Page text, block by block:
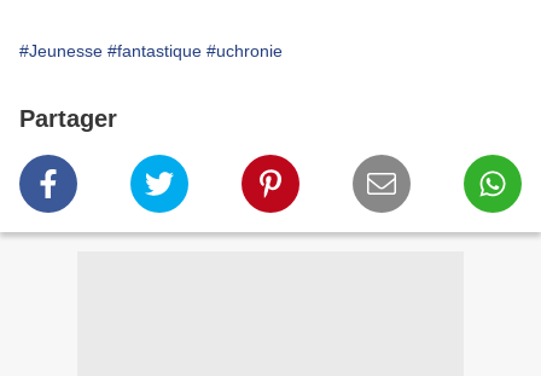
#Jeunesse #fantastique #uchronie
Partager